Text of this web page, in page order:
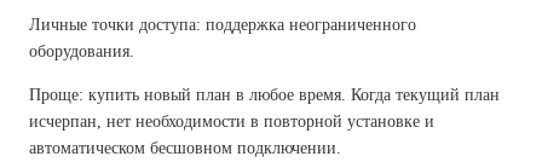
Личные точки доступа: поддержка неограниченного
оборудования.
Проще: купить новый план в любое время. Когда текущий план
исчерпан, нет необходимости в повторной установке и
автоматическом бесшовном подключении.